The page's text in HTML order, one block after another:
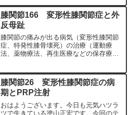
専門医（人工関節手術を専門）の塗山正
宏が色々と説明します。
膝関節166 変形性膝関節症と外
反母趾
膝関節の痛みが出る病気（変形性膝関節
症、特発性膝骨壊死）の治療（運動療
法、薬物療法、再生医療などの保存療
専門医（人工関節手術を専門）の塗山正
宏が色々と説明します。
膝関節26 変形性膝関節症の病
期とPRP注射
おはようございます。今日も元気ハツラ
ツで生きている塗山正宏です。今回のテ